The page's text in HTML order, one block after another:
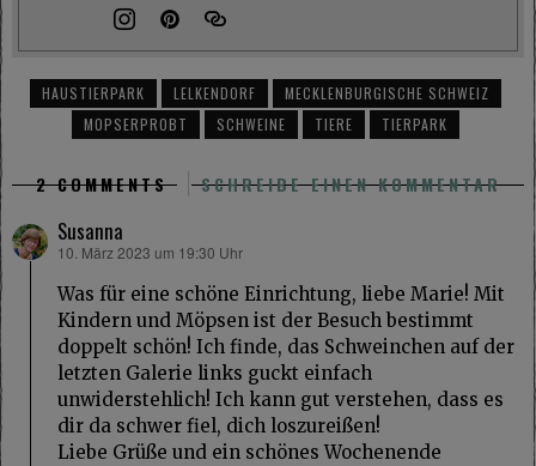
HAUSTIERPARK LELKENDORF
MECKLENBURGISCHE SCHWEIZ
MOPSERPROBT
SCHWEINE TIERE TIERPARK
2 COMMENTS SCHREIBE EINEN KOMMENTAR
Susanna
sagt:
10. März 2023 um 19:30 Uhr
Was für eine schöne Einrichtung, liebe Marie! Mit
Kindern und Möpsen ist der Besuch bestimmt
doppelt schön! Ich finde, das Schweinchen auf der
letzten Galerie links guckt einfach
unwiderstehlich! Ich kann gut verstehen, dass es
dir da schwer fiel, dich loszureißen!
Liebe Grüße und ein schönes Wochenende